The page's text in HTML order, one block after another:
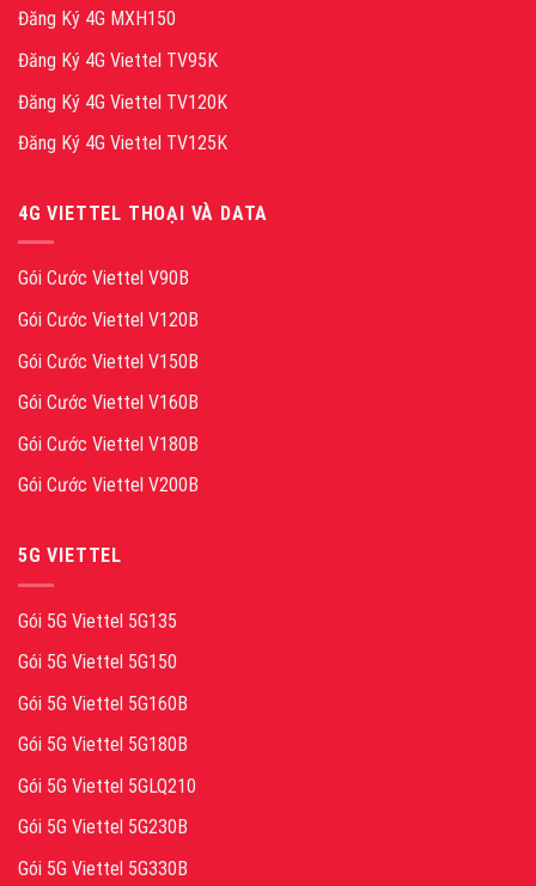
Đăng Ký 4G MXH150
Đăng Ký 4G Viettel TV95K
Đăng Ký 4G Viettel TV120K
Đăng Ký 4G Viettel TV125K
4G VIETTEL THOẠI VÀ DATA
Gói Cước Viettel V90B
Gói Cước Viettel V120B
Gói Cước Viettel V150B
Gói Cước Viettel V160B
Gói Cước Viettel V180B
Gói Cước Viettel V200B
5G VIETTEL
Gói 5G Viettel 5G135
Gói 5G Viettel 5G150
Gói 5G Viettel 5G160B
Gói 5G Viettel 5G180B
Gói 5G Viettel 5GLQ210
Gói 5G Viettel 5G230B
Gói 5G Viettel 5G330B